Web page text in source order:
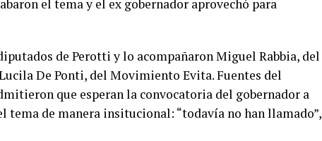
el tema y el ex gobernador aprovechó para
de Perotti y lo acompañaron Miguel Rabbia, del
De Ponti, del Movimiento Evita. Fuentes del
que esperan la convocatoria del gobernador a
de manera insitucional: “todavía no han llamado”,